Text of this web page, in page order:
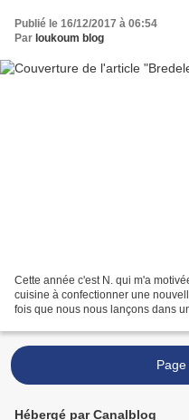
Publié le 16/12/2017 à 06:54
Par loukoum blog
Cette année c'est N. qui m'a
cuisine à confectionner une
fois que nous nous lançons dans
Hébergé par Canalblog